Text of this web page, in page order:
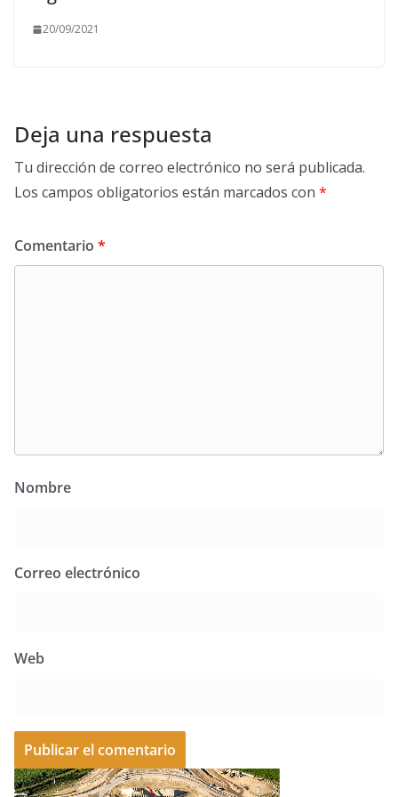
20/09/2021
Deja una respuesta
Tu dirección de correo electrónico no será publicada.
Los campos obligatorios están marcados con *
Comentario *
Nombre
Correo electrónico
Web
A